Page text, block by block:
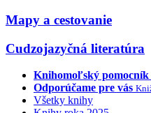
Mapy a cestovanie
Cudzojazyčná literatúra
Knihomoľský pomocník
Odporúčame pre vás
Všetky knihy